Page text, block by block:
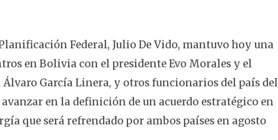
Federal, Julio De Vido, mantuvo hoy una
en Bolivia con el presidente Evo Morales y el
Álvaro García Linera, y otros funcionarios del país del
en la definición de un acuerdo estratégico en
que será refrendado por ambos países en agosto